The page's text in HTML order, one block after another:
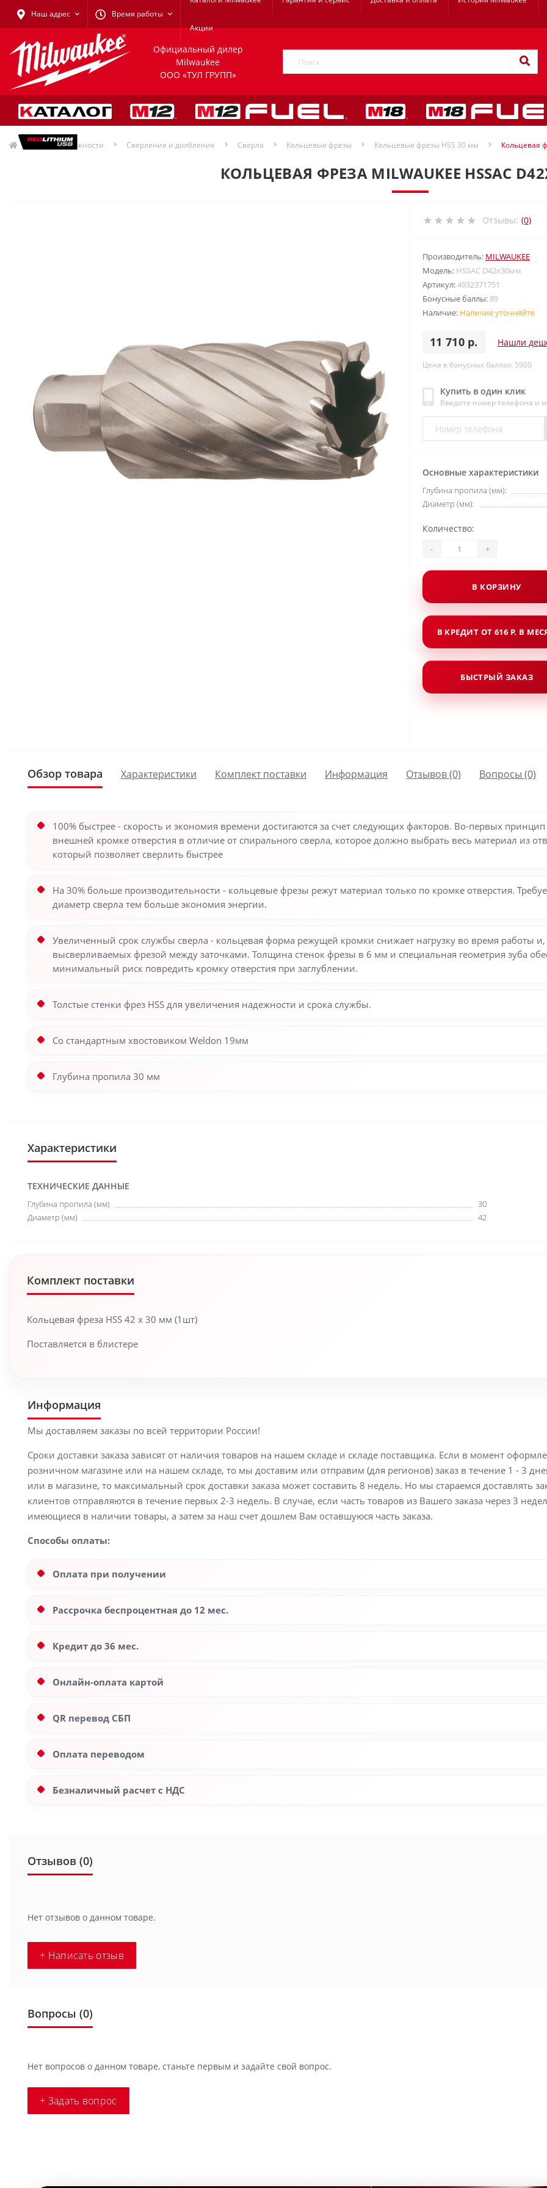
Наш адрес Время работы
Акции
Официальный дилер
Milwaukee
ООО «ТУЛ ГРУПП»
Принадлежности Сверление и долбление Сверла Кольцевые фрезы Кольцевые фрезы HSS 30 мм Кольцевая
КОЛЬЦЕВАЯ ФРЕЗА MILWAUKEE HSSAC
Отзывы: (0)
Производитель: MILWAUKEE
Модель: HSSAC D42х30мм
Артикул:4932371751
Бонусные баллы: 89
Наличие: Наличие уточняйте
11 710 р. Нашли
Цена в бонусных баллах: 5900
Купить в один клик
Введите номер телефона и
Основные характеристики
Глубина пропила (мм):
Диаметр (мм):
Количество:
- +
В КОРЗИНУ
В КРЕДИТ ОТ 616 Р. В
БЫСТРЫЙ ЗАКАЗ
Обзор товара Характеристики Комплект поставки Информация Отзывов (0) Вопросы (0)
100% быстрее - скорость и экономия времени достигаются за счет следующих факторов. Во-первых
внешней кромке отверстия в отличие от спирального сверла, которое должно выбрать весь материал из
который позволяет сверлить быстрее
На 30% больше производительности - кольцевые фрезы режут материал только по кромке отверстия.
диаметр сверла тем больше экономия энергии.
Увеличенный срок службы сверла - кольцевая форма режущей кромки снижает нагрузку во время работы и,
высверливаемых фрезой между заточками. Толщина стенок фрезы в 6 мм и специальная геометрия зуба
минимальный риск повредить кромку отверстия при заглублении.
Толстые стенки фрез HSS для увеличения надежности и срока службы.
Со стандартным хвостовиком Weldon 19мм
Глубина пропила 30 мм
Характеристики
ТЕХНИЧЕСКИЕ ДАННЫЕ
Глубина пропила (мм)
30
Диаметр (мм)
42
Комплект поставки
Кольцевая фреза HSS 42 x 30 мм (1шт)
Поставляется в блистере
Информация
Мы доставляем заказы по всей территории России!
Сроки доставки заказа зависят от наличия товаров на нашем складе и складе поставщика. Если в момент
розничном магазине или на нашем складе, то мы доставим или отправим (для регионов) заказ в течение 1 - 3
или в магазине, то максимальный срок доставки заказа может составить 8 недель. Но мы стараемся доставлять
клиентов отправляются в течение первых 2-3 недель. В случае, если часть товаров из Вашего заказа через 3
имеющиеся в наличии товары, а затем за наш счет дошлем Вам оставшуюся часть заказа.
Способы оплаты:
Оплата при получении
Рассрочка беспроцентная до 12 мес.
Кредит до 36 мес.
Онлайн-оплата картой
QR перевод СБП
Оплата переводом
Безналичный расчет с НДС
Отзывов (0)
Нет отзывов о данном товаре.
+ Написать отзыв
Вопросы (0)
Нет вопросов о данном товаре, станьте первым и задайте свой вопрос.
+ Задать вопрос